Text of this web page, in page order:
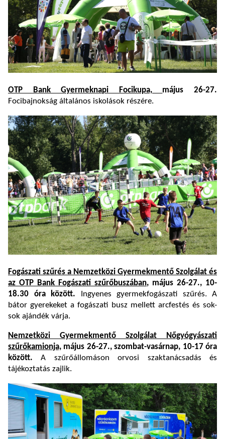
OTP Bank Gyermeknapi Focikupa, május 26-27.
Focibajnokság általános iskolások részére.
Fogászati szűrés a Nemzetközi Gyermekmentő Szolgálat és
az OTP Bank Fogászati szűrőbuszában, május 26-27., 10-
18.30 óra között.
Ingyenes gyermekfogászati szűrés. A
bátor gyerekeket a fogászati busz mellett arcfestés és sok-
sok ajándék várja.
Nemzetközi Gyermekmentő Szolgálat Nőgyógyászati
szűrőkamionja, május 26-27., szombat-vasárnap, 10-17 óra
között.A szűrőállomáson orvosi szaktanácsadás és
tájékoztatás zajlik.